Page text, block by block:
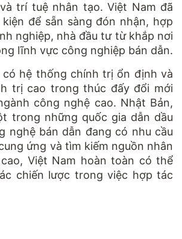
trí tuệ nhân tạo. Việt Nam đã
để sẵn sàng đón nhận, hợp
nghiệp, nhà đầu tư từ khắp nơi
lĩnh vực công nghiệp bán dẫn.
hệ thống chính trị ổn định và
trị cao trong thúc đấy đổi mới
công nghệ cao. Nhật Bản,
trong những quốc gia dẫn dầu
nghệ bán dẫn đang có nhu cầu
ứng và tìm kiếm nguồn nhân
Việt Nam hoàn toàn có thể
chiến lược trong việc hợp tác